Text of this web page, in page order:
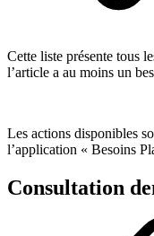
Cette liste présente tous
l’article a au moins un
Les actions disponibles
l’application « Besoins
Consultation